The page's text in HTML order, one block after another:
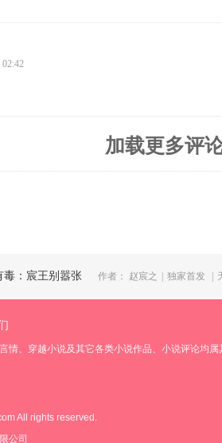
加载更多评
毒：宸王别嚣张 作者： 赵宸之 | 独家首发 |
情、穿越小说及其它各类小说作品、小说评论均
All rights reserved.
公司